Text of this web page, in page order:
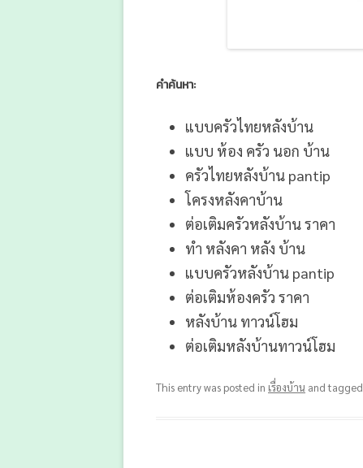
คำค้นหา:
แบบครัวไทยหลังบ้าน
แบบ ห้อง ครัว นอก บ้าน
ครัวไทยหลังบ้าน pantip
โครงหลังคาบ้าน
ต่อเติมครัวหลังบ้าน ราคา
ทํา หลังคา หลัง บ้าน
แบบครัวหลังบ้าน pantip
ต่อเติมห้องครัว ราคา
หลังบ้าน ทาวน์โฮม
ต่อเติมหลังบ้านทาวน์โฮม
This entry was posted in เรื่องบ้าน and tagged